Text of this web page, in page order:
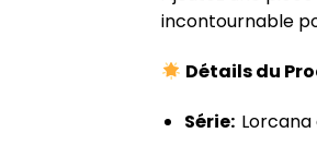
incontournable
Détails du
Série: Lorcana